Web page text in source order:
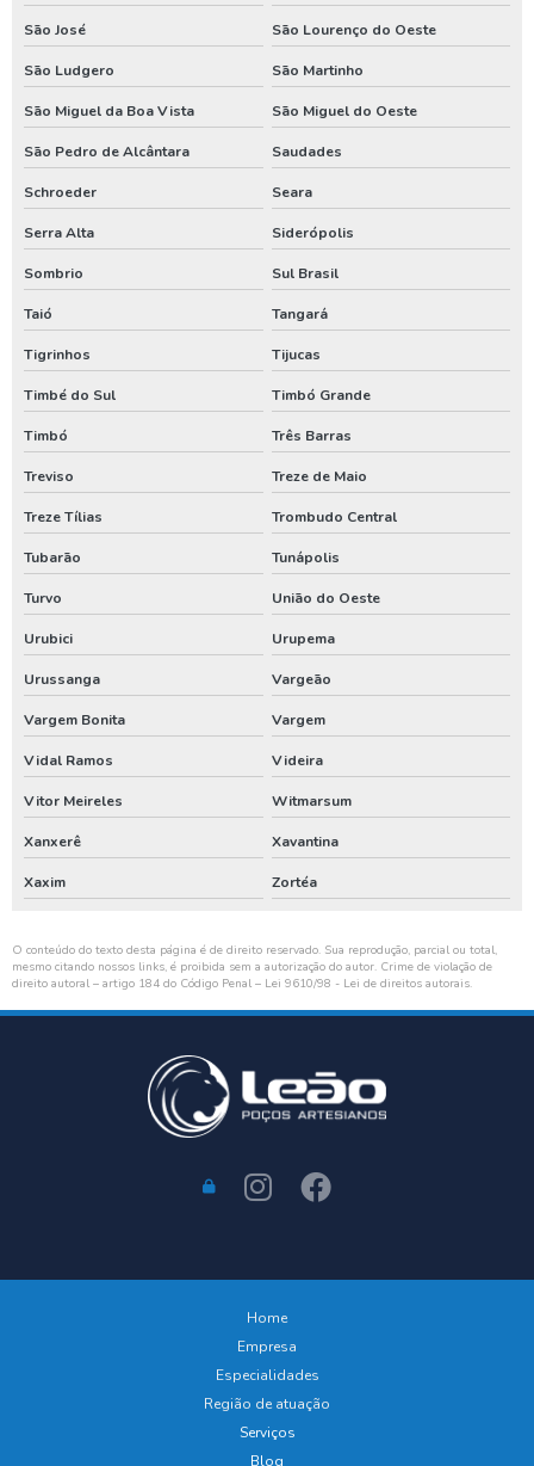
São José São Lourenço do Oeste
São Ludgero São Martinho
São Miguel da Boa Vista São Miguel do Oeste
São Pedro de Alcântara Saudades
Schroeder Seara
Serra Alta Siderópolis
Sombrio Sul Brasil
Taió Tangará
Tigrinhos Tijucas
Timbé do Sul Timbó Grande
Timbó Três Barras
Treviso Treze de Maio
Treze Tílias Trombudo Central
Tubarão Tunápolis
Turvo União do Oeste
Urubici Urupema
Urussanga Vargeão
Vargem Bonita Vargem
Vidal Ramos Videira
Vitor Meireles Witmarsum
Xanxerê Xavantina
Xaxim Zortéa
O conteúdo do texto desta página é de direito reservado. Sua reprodução, parcial ou total,
mesmo citando nossos links, é proibida sem a autorização do autor. Crime de violação de
direito autoral – artigo 184 do Código Penal – Lei 9610/98 - Lei de direitos autorais.
Home
Empresa
Especialidades
Região de atuação
Serviços
Blog